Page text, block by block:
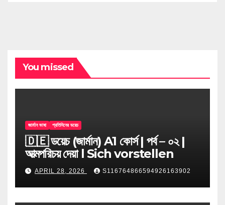
You missed
জার্মান ভাষা প্রতিদিনের ডয়েচ
🇩🇪 ডয়েচ (জার্মান) A1 কোর্স | পর্ব – ০২ |
আত্মপরিচয় দেয়া l Sich vorstellen
APRIL 28, 2026 S116764866594926163902